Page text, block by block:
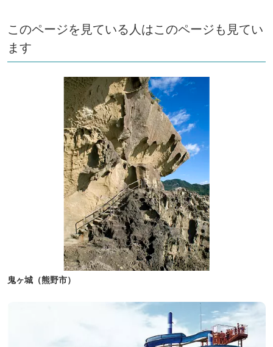
このページを見ている人はこのページも見てい
ます
鬼ヶ城（熊野市）